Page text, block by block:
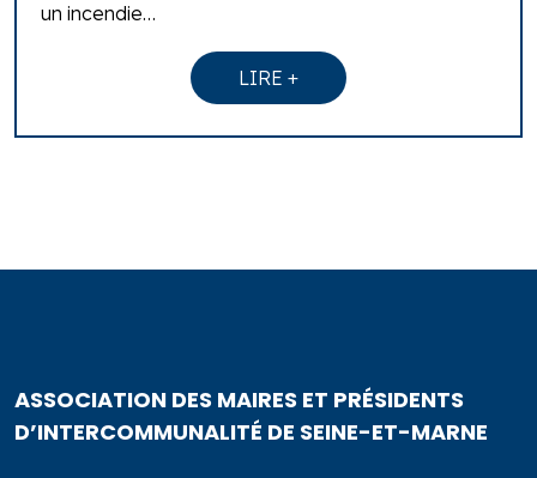
un incendie…
LIRE +
ASSOCIATION DES MAIRES ET PRÉSIDENTS
D’INTERCOMMUNALITÉ DE SEINE-ET-MARNE